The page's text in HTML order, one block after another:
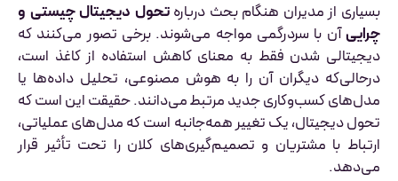
بسیاری از مدیران هنگام بحث دربارهتحول دیجیتال چیستی و
چراییآن با سردرگمی مواجه می‌شوند. برخی تصور می‌کنند که
دیجیتالی شدن فقط به معنای کاهش استفاده از کاغذ است،
درحالی‌که دیگران آن را به هوش مصنوعی، تحلیل داده‌ها یا
مدل‌های کسب‌وکاری جدید مرتبط می‌دانند. حقیقت این است که
تحول دیجیتال، یک تغییر همه‌جانبه است که مدل‌های عملیاتی،
ارتباط با مشتریان و تصمیم‌گیری‌های کلان را تحت تأثیر قرار
می‌دهد.